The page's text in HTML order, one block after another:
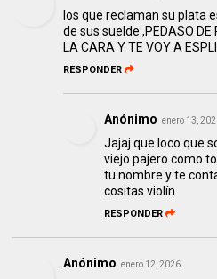
los que reclaman su plata
de sus suelde ,PEDASO DE
LA CARA Y TE VOY A
RESPONDER
Anónimo enero 13,
Jajaj que loco que
viejo pajero como
tu nombre y te
cositas violín
RESPONDER
Anónimo enero 12, 2026